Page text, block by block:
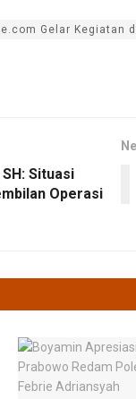
Gelar Kegiatan
Situasi
Operasi